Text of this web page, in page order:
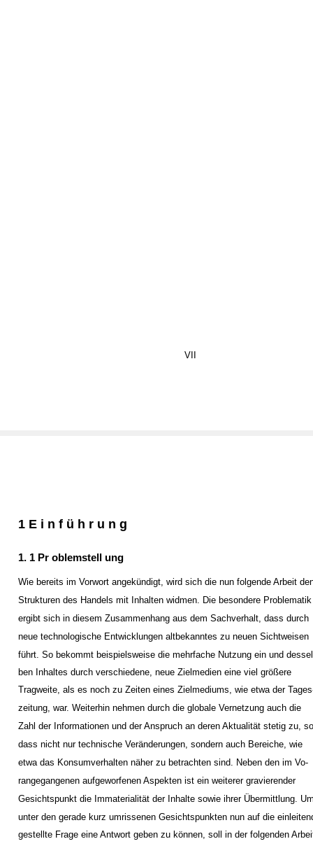
VII
1 E i n f ü h r u n g
1. 1 Pr oblemstell ung
Wie bereits im Vorwort angekündigt, wird sich die nun folgende Arbeit
Strukturen des Handels mit Inhalten widmen. Die besondere Problematik
ergibt sich in diesem Zusammenhang aus dem Sachverhalt, dass durch
neue technologische Entwicklungen altbekanntes zu neuen Sichtweisen
führt. So bekommt beispielsweise die mehrfache Nutzung ein und
ben Inhaltes durch verschiedene, neue Zielmedien eine viel größere
Tragweite, als es noch zu Zeiten eines Zielmediums, wie etwa der
zeitung, war. Weiterhin nehmen durch die globale Vernetzung auch die
Zahl der Informationen und der Anspruch an deren Aktualität stetig zu,
dass nicht nur technische Veränderungen, sondern auch Bereiche, wie
etwa das Konsumverhalten näher zu betrachten sind. Neben den im Vo-
rangegangenen aufgeworfenen Aspekten ist ein weiterer gravierender
Gesichtspunkt die Immaterialität der Inhalte sowie ihrer Übermittlung.
unter den gerade kurz umrissenen Gesichtspunkten nun auf die
gestellte Frage eine Antwort geben zu können, soll in der folgenden